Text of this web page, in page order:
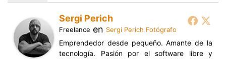
Sergi Perich
Freelance en Sergi Perich Fotógrafo
Emprendedor desde pequeño. Amante de la
tecnología. Pasión por el software libre y